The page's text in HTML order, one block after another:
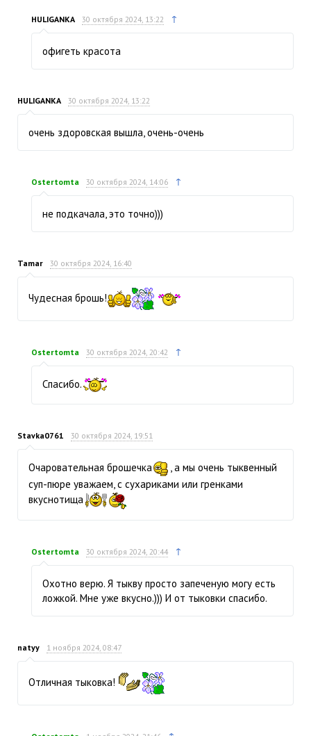
HULIGANKA 30 октября 2024, 13:22 ↑
офигеть красота
HULIGANKA 30 октября 2024, 13:22
очень здоровская вышла, очень-очень
Ostertomta 30 октября 2024, 14:06 ↑
не подкачала, это точно)))
Tamar 30 октября 2024, 16:40
Чудесная брошь!
Ostertomta 30 октября 2024, 20:42 ↑
Спасибо.
Stavka0761 30 октября 2024, 19:51
Очаровательная брошечка
, а мы очень тыквенный
суп-пюре уважаем, с сухариками или гренками
вкуснотища
Ostertomta 30 октября 2024, 20:44 ↑
Охотно верю. Я тыкву просто запеченую могу есть
ложкой. Мне уже вкусно.))) И от тыковки спасибо.
natyy 1 ноября 2024, 08:47
Отличная тыковка!